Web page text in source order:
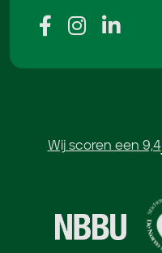
Wij scoren een 9,4